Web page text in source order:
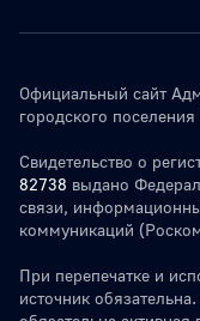
Официальный сайт
городского
Свидетельство о
82738 выдано
связи,
коммуникаций
При перепечатке и
источник